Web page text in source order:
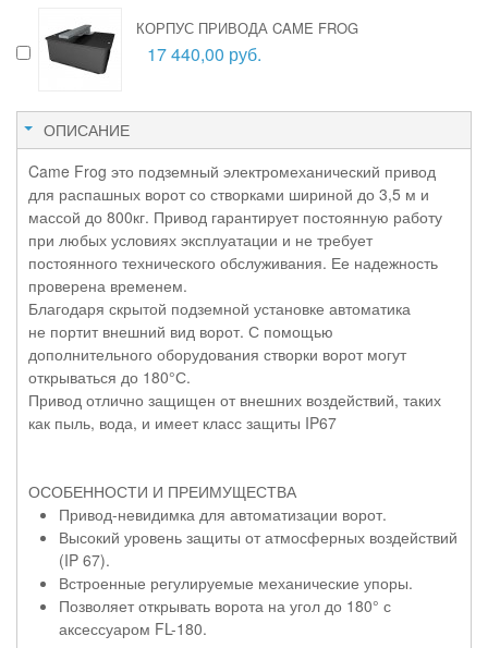
КОРПУС ПРИВОДА CAME FROG
17 440,00 руб.
ОПИСАНИЕ
Came Frog это подземный электромеханический привод
для распашных ворот со створками шириной до 3,5 м и
массой до 800кг. Привод гарантирует постоянную работу
при любых условиях эксплуатации и не требует
постоянного технического обслуживания. Ее надежность
проверена временем.
Благодаря скрытой подземной установке автоматика
не портит внешний вид ворот. С помощью
дополнительного оборудования створки ворот могут
открываться до 180°С.
Привод отлично защищен от внешних воздействий, таких
как пыль, вода, и имеет класс защиты IP67
ОСОБЕННОСТИ И ПРЕИМУЩЕСТВА
Привод-невидимка для автоматизации ворот.
Высокий уровень защиты от атмосферных воздействий
(IP 67).
Встроенные регулируемые механические упоры.
Позволяет открывать ворота на угол до 180° с
аксессуаром FL-180.